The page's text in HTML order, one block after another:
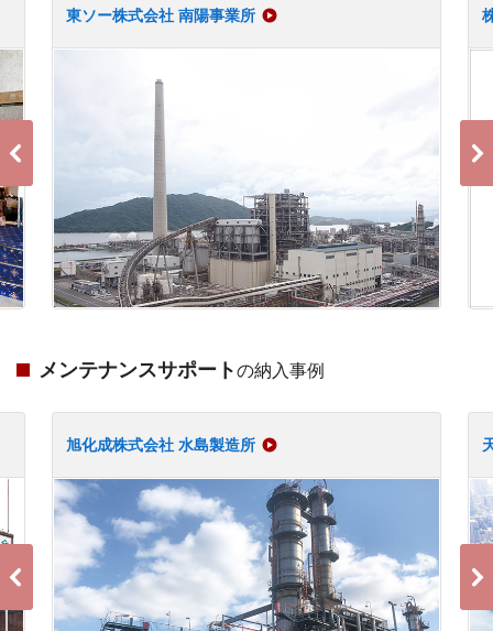
東ソー株式会社 南陽事業所
メンテナンスサポートの納入事例
旭化成株式会社 水島製造所